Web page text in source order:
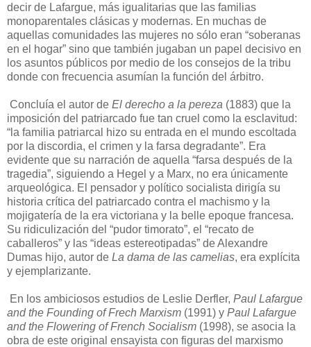
decir de Lafargue, más igualitarias que las familias
monoparentales clásicas y modernas. En muchas de
aquellas comunidades las mujeres no sólo eran “soberanas
en el hogar” sino que también jugaban un papel decisivo en
los asuntos públicos por medio de los consejos de la tribu
donde con frecuencia asumían la función del árbitro.
Concluía el autor de El derecho a la pereza (1883) que la
imposición del patriarcado fue tan cruel como la esclavitud:
“la familia patriarcal hizo su entrada en el mundo escoltada
por la discordia, el crimen y la farsa degradante”. Era
evidente que su narración de aquella “farsa después de la
tragedia”, siguiendo a Hegel y a Marx, no era únicamente
arqueológica. El pensador y político socialista dirigía su
historia crítica del patriarcado contra el machismo y la
mojigatería de la era victoriana y la belle epoque francesa.
Su ridiculización del “pudor timorato”, el “recato de
caballeros” y las “ideas estereotipadas” de Alexandre
Dumas hijo, autor de La dama de las camelias, era explícita
y ejemplarizante.
En los ambiciosos estudios de Leslie Derfler, Paul Lafargue
and the Founding of Frech Marxism (1991) y Paul Lafargue
and the Flowering of French Socialism (1998), se asocia la
obra de este original ensayista con figuras del marxismo